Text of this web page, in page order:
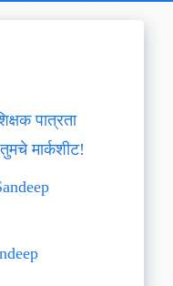
पात्रता
मार्कशीट!